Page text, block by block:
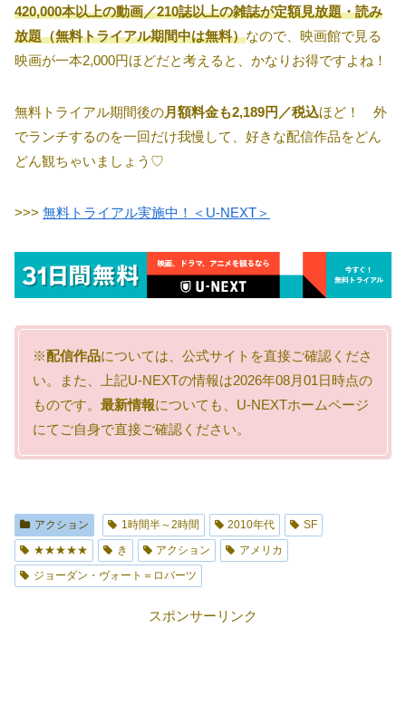
420,000本以上の動画／210誌以上の雑誌が定額見放題・読み
放題（無料トライアル期間中は無料）なので、映画館で見る
映画が一本2,000円ほどだと考えると、かなりお得ですよね！
無料トライアル期間後の月額料金も2,189円／税込ほど！ 外
でランチするのを一回だけ我慢して、好きな配信作品をどん
どん観ちゃいましょう♡
>>> 無料トライアル実施中！＜U-NEXT＞
※配信作品については、公式サイトを直接ご確認くださ
い。また、上記U-NEXTの情報は2026年08月01日時点の
ものです。 最新情報についても、U-NEXTホームページ
にてご自身で直接ご確認ください。
アクション 1時間半～2時間 2010年代
SF
★★★★★
き アクション
アメリカ
ジョーダン・ヴォート＝ロバーツ
スポンサーリンク